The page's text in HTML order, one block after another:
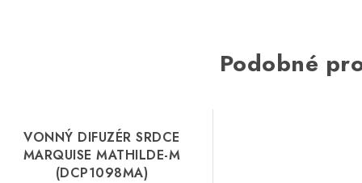
Podobné
VONNÝ DIFUZÉR SRDCE
MARQUISE MATHILDE-M
(DCP1098MA)